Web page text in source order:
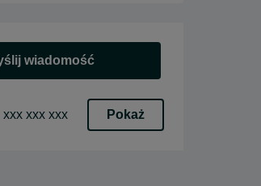
wiadomość
xxx xxx xxx Pokaż